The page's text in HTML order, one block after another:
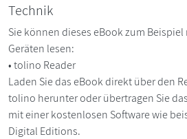
Technik
Sie können dieses eBook zum
Geräten lesen:
• tolino Reader
Laden Sie das eBook direkt über den
tolino herunter oder übertragen Sie
mit einer kostenlosen Software wie
Digital Editions.